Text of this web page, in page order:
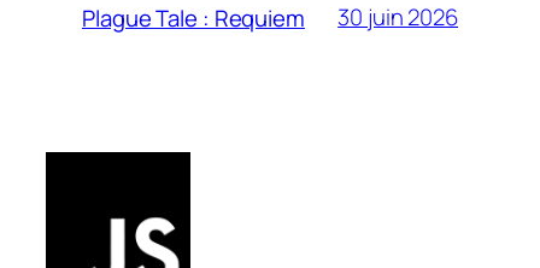
Plague Tale : Requiem 30 juin 2026